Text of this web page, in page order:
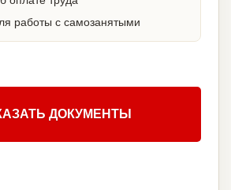
работы с самозанятыми
ДОКУМЕНТЫ